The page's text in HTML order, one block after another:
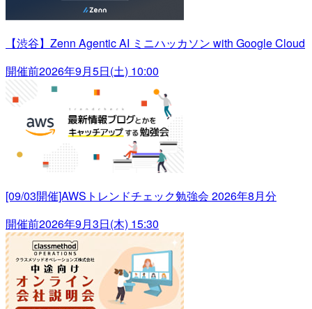
【渋谷】Zenn Agentic AI ミニハッカソン with Google Cloud
開催前2026年9月5日(土) 10:00
[09/03開催]AWSトレンドチェック勉強会 2026年8月分
開催前2026年9月3日(木) 15:30